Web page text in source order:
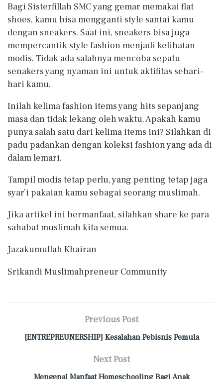
Bagi Sisterfillah SMC yang gemar memakai flat
shoes, kamu bisa mengganti style santai kamu
dengan sneakers. Saat ini, sneakers bisa juga
mempercantik style fashion menjadi kelihatan
modis. Tidak ada salahnya mencoba sepatu
senakers yang nyaman ini untuk aktifitas sehari-
hari kamu.
Inilah kelima fashion items yang hits sepanjang
masa dan tidak lekang oleh waktu. Apakah kamu
punya salah satu dari kelima items ini? Silahkan di
padu padankan dengan koleksi fashion yang ada di
dalam lemari.
Tampil modis tetap perlu, yang penting tetap jaga
syar’i pakaian kamu sebagai seorang muslimah.
Jika artikel ini bermanfaat, silahkan share ke para
sahabat muslimah kita semua.
Jazakumullah Khairan
Srikandi Muslimahpreneur Community
Previous Post
[ENTREPREUNERSHIP] Kesalahan Pebisnis Pemula
Next Post
Mengenal Manfaat Homeschooling Bagi Anak